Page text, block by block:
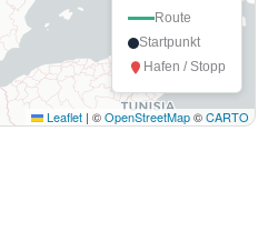
Leaflet | ©OpenStreetMap©CARTO
Route
Startpunkt
Hafen / Stopp